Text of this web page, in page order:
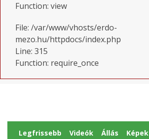
Function: view
File: /var/www/vhosts/erdo-
mezo.hu/httpdocs/index.php
Line: 315
Function: require_once
Legfrissebb Videók Állás Képek